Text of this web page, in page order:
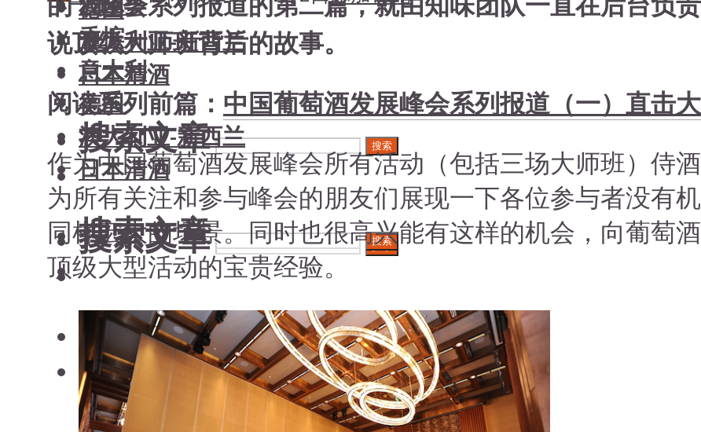
德国
澳大利亚-新西兰
日本清酒
搜索文章 搜索
搜索文章 搜索
香槟
意大利
德国
澳大利亚-新西兰
日本清酒
搜索文章 搜索
搜索文章 搜索
说顶级大师班背后的故事。
阅读系列前篇： 中国葡萄酒发展峰会系列报道（一）直击
作为中国葡萄酒发展峰会所有活动（包括三场大师班）侍
为所有关注和参与峰会的朋友们展现一下各位参与者没有
同样宏大的场景。同时也很高兴能有这样的机会，向葡萄
顶级大型活动的宝贵经验。